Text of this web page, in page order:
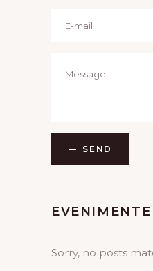
SEND
EVENIMENTE
Sorry, no posts